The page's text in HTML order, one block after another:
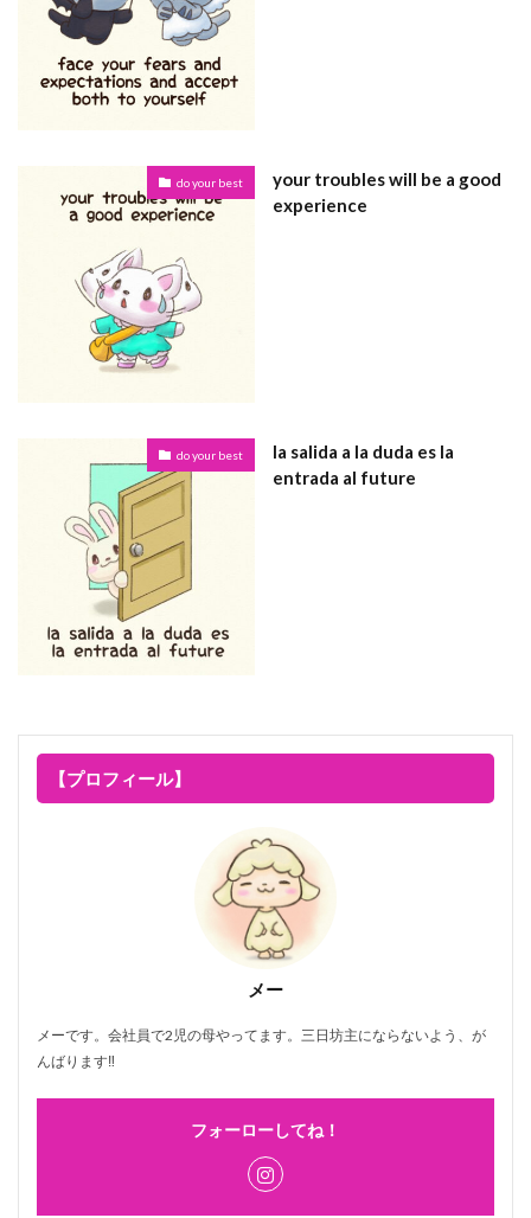
do your best
your troubles will be a good
experience
do your best
la salida a la duda es la
entrada al future
【プロフィール】
メー
メーです。会社員で2児の母やってます。三日坊主にならないよう、が
んばります‼
フォーローしてね！